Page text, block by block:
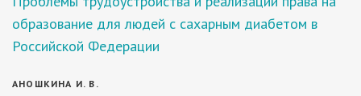
образование для людей с сахарным диабетом в
Российской Федерации
АНОШКИНА И. В.